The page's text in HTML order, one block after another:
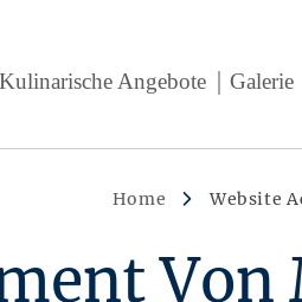
Kulinarische Angebote Galerie
Home Website